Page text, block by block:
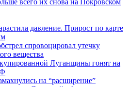
давление. Прирост по карте
спровоцировал утечку
вещества
Луганщины гонят на
на “расширение”